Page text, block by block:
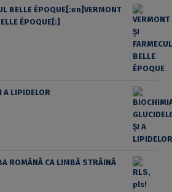
BELLE ÉPOQUE[:en]VERMONT
ÉPOQUE[:]
A LIPIDELOR
ROMÂNĂ CA LIMBĂ STRĂINĂ